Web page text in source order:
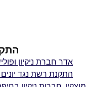
אדר חברת ניקיון
התקנת רשת נגד